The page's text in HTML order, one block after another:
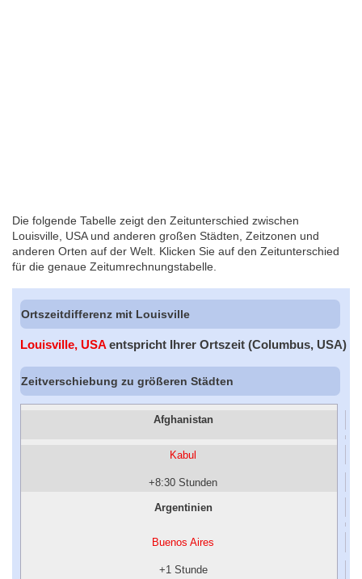
Die folgende Tabelle zeigt den Zeitunterschied zwischen
Louisville, USA und anderen großen Städten, Zeitzonen und
anderen Orten auf der Welt. Klicken Sie auf den Zeitunterschied
für die genaue Zeitumrechnungstabelle.
Ortszeitdifferenz mit Louisville
Louisville, USA entspricht Ihrer Ortszeit (Columbus, USA)
Zeitverschiebung zu größeren Städten
Afghanistan
Kabul
+8:30 Stunden
Argentinien
Buenos Aires
+1 Stunde